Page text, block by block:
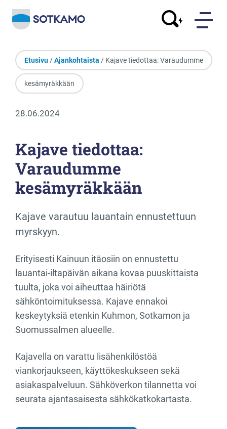
Etusivu /Ajankohtaista / Kajave tiedottaa: Varaudumme
kesämyräkkään
28.06.2024
Kajave tiedottaa:
Varaudumme
kesämyräkkään
Kajave varautuu lauantain ennustettuun
myrskyyn.
Erityisesti Kainuun itäosiin on ennustettu
lauantai-iltapäivän aikana kovaa puuskittaista
tuulta, joka voi aiheuttaa häiriötä
sähköntoimituksessa. Kajave ennakoi
keskeytyksiä etenkin Kuhmon, Sotkamon ja
Suomussalmen alueelle.
Kajavella on varattu lisähenkilöstöä
viankorjaukseen, käyttökeskukseen sekä
asiakaspalveluun. Sähköverkon tilannetta voi
seurata ajantasaisesta sähkökatkokartasta.